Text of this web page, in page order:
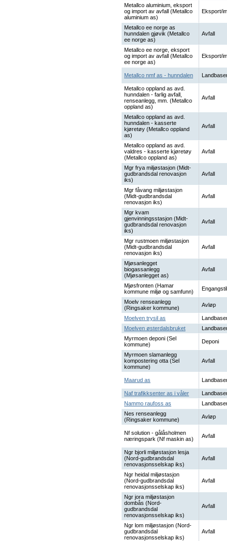
Metallco aluminium, eksport
og import av avfall (Metallco
aluminium as)
Eksport/
Metallco ee norge as
hunndalen gjøvik (Metallco
ee norge as)
Avfall
Metallco ee norge, eksport
og import av avfall (Metallco
ee norge as)
Eksport/
Metallco nmf as - hunndalen
Metallco oppland as avd.
hunndalen - farlig avfall,
renseanlegg, mm. (Metallco
oppland as)
Avfall
Metallco oppland as avd.
hunndalen - kasserte
kjøretøy (Metallco oppland
as)
Avfall
Metallco oppland as avd.
valdres - kasserte kjøretøy
(Metallco oppland as)
Avfall
Mgr frya miljøstasjon (Midt-
gudbrandsdal renovasjon
iks)
Avfall
Mgr fåvang miljøstasjon
(Midt-gudbrandsdal
renovasjon iks)
Avfall
Mgr kvam
gjenvinningsstasjon (Midt-
gudbrandsdal renovasjon
iks)
Avfall
Mgr rustmoen miljøstasjon
(Midt-gudbrandsdal
renovasjon iks)
Avfall
Mjøsanlegget
biogassanlegg
(Mjøsanlegget as)
Avfall
Mjøsfronten (Hamar
kommune miljø og samfunn)
Moelv renseanlegg
(Ringsaker kommune)
Avløp
Moelven trysil as
Moelven østerdalsbruket
Myrmoen deponi (Sel
kommune)
Deponi
Myrmoen slamanlegg
kompostering otta (Sel
kommune)
Avfall
Maarud as
Naf trafikksenter as i våler
Nammo raufoss as
Nes renseanlegg
(Ringsaker kommune)
Avløp
Nf solution - gålåsholmen
næringspark (Nf maskin as)
Avfall
Ngr bjorli miljøstasjon lesja
(Nord-gudbrandsdal
renovasjonsselskap iks)
Avfall
Ngr heidal miljøstasjon
(Nord-gudbrandsdal
renovasjonsselskap iks)
Avfall
Ngr jora miljøstasjon
dombås (Nord-
gudbrandsdal
renovasjonsselskap iks)
Avfall
Ngr lom miljøstasjon (Nord-
gudbrandsdal
renovasjonsselskap iks)
Avfall